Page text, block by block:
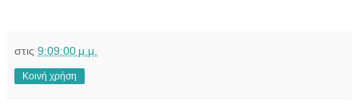
στις 9:09:00 μ.μ.
Κοινή χρήση